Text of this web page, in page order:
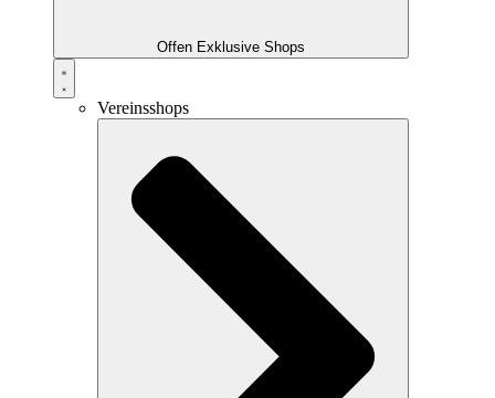
Offen Exklusive Shops
Vereinsshops